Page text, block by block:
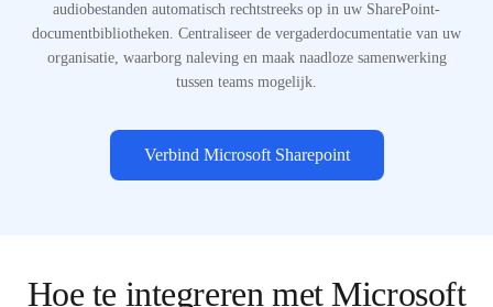
audiobestanden automatisch rechtstreeks op in uw SharePoint-
documentbibliotheken. Centraliseer de vergaderdocumentatie van uw
organisatie, waarborg naleving en maak naadloze samenwerking
tussen teams mogelijk.
Verbind Microsoft Sharepoint
Hoe te integreren met Microsoft